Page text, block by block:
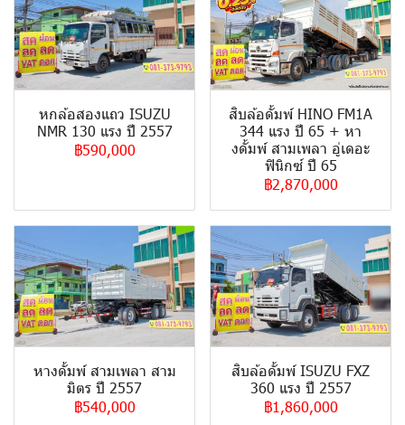
หกล้อสองแถว ISUZU
NMR 130 แรง ปี 2557
฿590,000
สิบล้อดั้มพ์ HINO FM1A
344 แรง ปี 65 + หา
งดั้มพ์ สามเพลา อู่เดอะ
ฟินิกซ์ ปี 65
฿2,870,000
หางดั้มพ์ สามเพลา สาม
มิตร ปี 2557
฿540,000
สิบล้อดั้มพ์ ISUZU FXZ
360 แรง ปี 2557
฿1,860,000